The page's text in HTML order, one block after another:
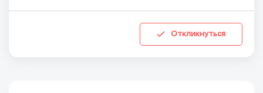
Откликнуться